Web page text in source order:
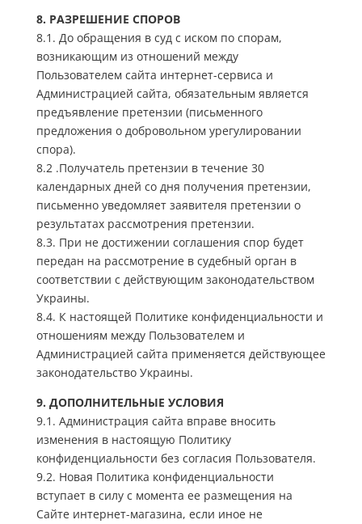
8. РАЗРЕШЕНИЕ СПОРОВ
8.1. До обращения в суд с иском по спорам,
возникающим из отношений между
Пользователем сайта интернет-сервиса и
Администрацией сайта, обязательным является
предъявление претензии (письменного
предложения о добровольном урегулировании
спора).
8.2 .Получатель претензии в течение 30
календарных дней со дня получения претензии,
письменно уведомляет заявителя претензии о
результатах рассмотрения претензии.
8.3. При не достижении соглашения спор будет
передан на рассмотрение в судебный орган в
соответствии с действующим законодательством
Украины.
8.4. К настоящей Политике конфиденциальности и
отношениям между Пользователем и
Администрацией сайта применяется действующее
законодательство Украины.
9. ДОПОЛНИТЕЛЬНЫЕ УСЛОВИЯ
9.1. Администрация сайта вправе вносить
изменения в настоящую Политику
конфиденциальности без согласия Пользователя.
9.2. Новая Политика конфиденциальности
вступает в силу с момента ее размещения на
Сайте интернет-магазина, если иное не